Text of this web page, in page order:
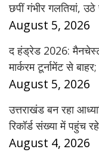
छपीं गंभीर गलतियां,
August 5, 2026
द हंड्रेड 2026:
मार्करम टूर्नामेंट से
August 5, 2026
उत्तराखंड बन रहा
रिकॉर्ड संख्या में पहुंच
August 4, 2026